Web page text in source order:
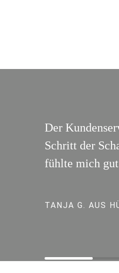
Der
Schritt der
fühlte mich
TANJA G. AUS